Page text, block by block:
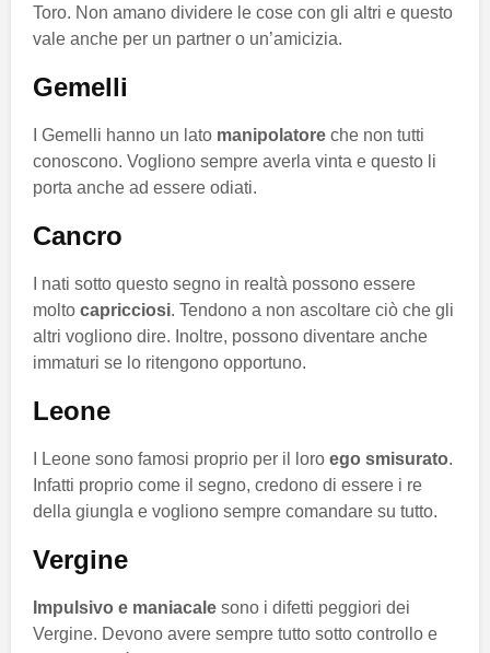
Toro. Non amano dividere le cose con gli altri e questo
vale anche per un partner o un’amicizia.
Gemelli
I Gemelli hanno un lato manipolatore che non tutti
conoscono. Vogliono sempre averla vinta e questo li
porta anche ad essere odiati.
Cancro
I nati sotto questo segno in realtà possono essere
molto capricciosi. Tendono a non ascoltare ciò che gli
altri vogliono dire. Inoltre, possono diventare anche
immaturi se lo ritengono opportuno.
Leone
I Leone sono famosi proprio per il loro ego smisurato.
Infatti proprio come il segno, credono di essere i re
della giungla e vogliono sempre comandare su tutto.
Vergine
Impulsivo e maniacale sono i difetti peggiori dei
Vergine. Devono avere sempre tutto sotto controllo e